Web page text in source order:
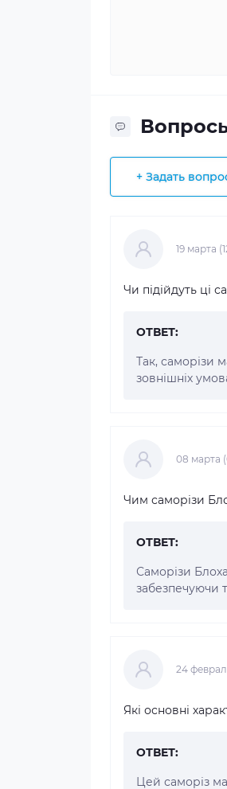
+ Задать
19 марта
Чи підійдуть ці
ОТВЕТ:
Так, саморізи
зовнішніх
08 марта
Чим саморізи
ОТВЕТ:
Саморізи
забезпечуючи
24
Які основні
ОТВЕТ:
Цей саморіз